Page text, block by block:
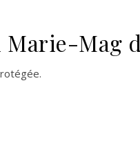
Mag